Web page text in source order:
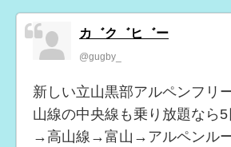
カ゛ク゛ヒ゛ー
@gugby_
新しい立山黒部アルペンフリ
山線の中央線も乗り放題なら
→高山線→富山→アルペンル